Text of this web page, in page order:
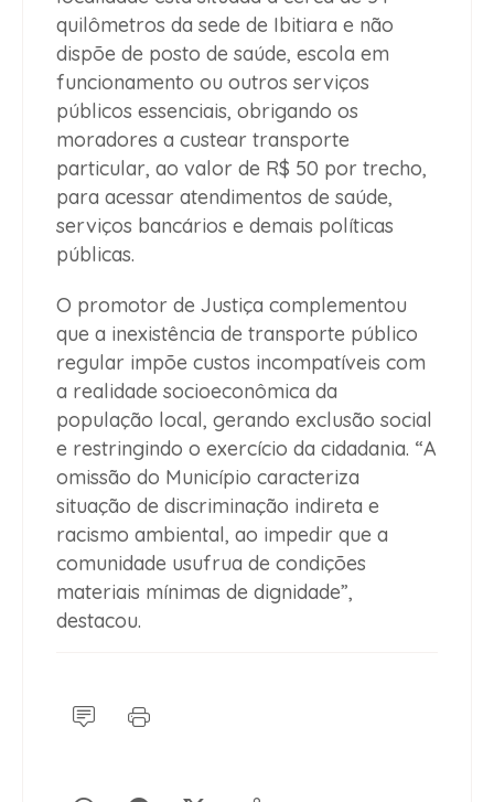
quilômetros da sede de Ibitiara e não
dispõe de posto de saúde, escola em
funcionamento ou outros serviços
públicos essenciais, obrigando os
moradores a custear transporte
particular, ao valor de R$ 50 por trecho,
para acessar atendimentos de saúde,
serviços bancários e demais políticas
públicas.
O promotor de Justiça complementou
que a inexistência de transporte público
regular impõe custos incompatíveis com
a realidade socioeconômica da
população local, gerando exclusão social
e restringindo o exercício da cidadania. “A
omissão do Município caracteriza
situação de discriminação indireta e
racismo ambiental, ao impedir que a
comunidade usufrua de condições
materiais mínimas de dignidade”,
destacou.